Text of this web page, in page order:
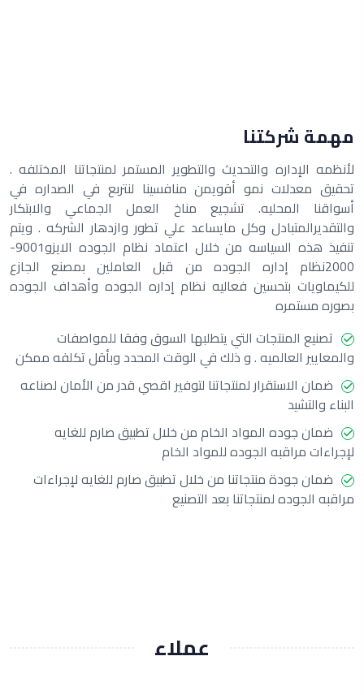
مهمة شركتنا
لأنظمه الإداره والتحديث والتطوير المستمر لمنتجاتنا المختلفه .
تحقيق معدلات نمو أقويمن منافسينا لنتربع في الصداره في
أسواقنا المحليه. تشجيع مناخ العمل الجماعي والابتكار
والتقديرالمتبادل وكل مايساعد علي تطور وازدهار الشركه . ويتم
تنفيذ هذه السياسه من خلال اعتماد نظام الجوده الايزو9001-
2000نظام إداره الجوده من قبل العاملين بمصنع الجازع
للكيماويات بتحسين فعاليه نظام إداره الجوده وأهداف الجوده
بصوره مستمره
تصنيع المنتجات التي يتطلبها السوق وفقا للمواصفات
والمعايير العالميه . و ذلك في الوقت المحدد وبأقل تكلفه ممكن
ضمان الاستقرار لمنتجاتنا لتوفير اقصي قدر من الأمان لصناعه
البناء والتشيد
ضمان جوده المواد الخام من خلال تطبيق صارم للغايه
لإجراءات مراقبه الجوده للمواد الخام
ضمان جودة منتجاتنا من خلال تطبيق صارم للغايه لإجراءات
مراقبه الجوده لمنتجاتنا بعد التصنيع
عملاء